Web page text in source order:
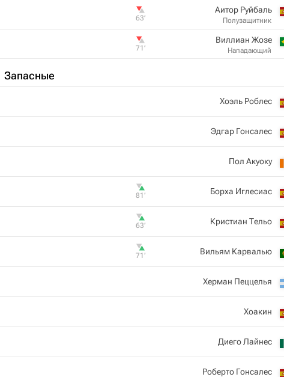
Запасные
Аитор Руйбаль
Полузащитник
63‎’‎
Виллиан Жозе
Нападающий
71‎’‎
Хоэль Роблес
Эдгар Гонсалес
Пол Акуоку
Борха Иглесиас
81‎’‎
Кристиан Тельо
63‎’‎
Вильям Карвалью
71‎’‎
Херман Пеццелья
Хоакин
Диего Лайнес
Роберто Гонсалес